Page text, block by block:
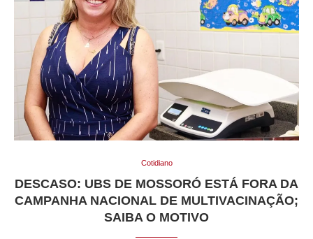
Cotidiano
DESCASO: UBS DE MOSSORÓ ESTÁ FORA DA
CAMPANHA NACIONAL DE MULTIVACINAÇÃO;
SAIBA O MOTIVO